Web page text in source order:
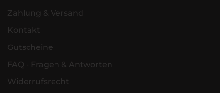
Zahlung & Versand
Kontakt
Gutscheine
FAQ - Fragen & Antworten
Widerrufsrecht